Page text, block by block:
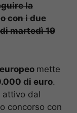
la
con i due
martedì 19
mette
di euro.
attivo dal
concorso con